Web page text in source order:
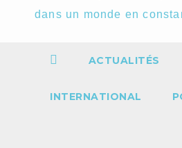
dans un monde en
ACTUALITÉS
INTERNATIONAL